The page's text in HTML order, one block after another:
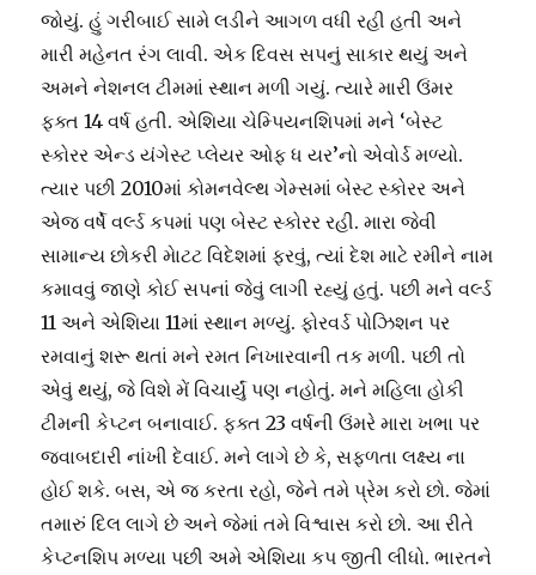
જોયું. હું ગરીબાઈ સામે લડીને આગળ વધી રહી હતી અને
મારી મહેનત રંગ લાવી. એક દિવસ સપનું સાકાર થયું અને
અમને નેશનલ ટીમમાં સ્થાન મળી ગયું. ત્યારે મારી ઉંમર
ફક્ત 14 વર્ષ હતી. એશિયા ચેમ્પિયનશિપમાં મને ‘બેસ્ટ
સ્કોરર એન્ડ યંગેસ્ટ પ્લેયર ઓફ ધ યર’નો એવોર્ડ મળ્યો.
ત્યાર પછી 2010માં કોમનવેલ્થ ગેમ્સમાં બેસ્ટ સ્કોરર અને
એજ વર્ષે વર્લ્ડ કપમાં પણ બેસ્ટ સ્કોરર રહી. મારા જેવી
સામાન્ય છોકરી માેટટ વિદેશમાં ફરવું, ત્યાં દેશ માટે રમીને નામ
કમાવવું જાણે કોઈ સપનાં જેવું લાગી રહ્યું હતું. પછી મને વર્લ્ડ
11 અને એશિયા 11માં સ્થાન મળ્યું. ફોરવર્ડ પોઝિશન પર
રમવાનું શરૂ થતાં મને રમત નિખારવાની તક મળી. પછી તો
એવું થયું, જે વિશે મેં વિચાર્યું પણ નહોતું. મને મહિલા હોકી
ટીમની કેપ્ટન બનાવાઈ. ફક્ત 23 વર્ષની ઉંમરે મારા ખભા પર
જવાબદારી નાંખી દેવાઈ. મને લાગે છે કે, સફળતા લક્ષ્ય ના
હોઈ શકે. બસ, એ જ કરતા રહો, જેને તમે પ્રેમ કરો છો. જેમાં
તમારું દિલ લાગે છે અને જેમાં તમે વિશ્વાસ કરો છો. આ રીતે
કેપ્ટનશિપ મળ્યા પછી અમે એશિયા કપ જીતી લીધો. ભારતને